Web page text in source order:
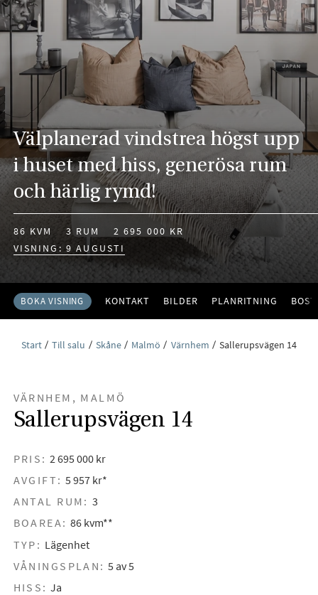
Välplanerad vindstrea högst upp
i huset med hiss, generösa rum
och härlig rymd!
86 KVM 3 RUM
2 695 000 KR
VISNING: 9 AUGUSTI
BOKA VISNING KONTAKT BILDER PLANRITNING
Start Till salu Skåne Malmö Värnhem Sallerupsvägen 14
VÄRNHEM, MALMÖ
Sallerupsvägen 14
PRIS: 2 695 000 kr
AVGIFT: 5 957 kr*
ANTAL RUM: 3
BOAREA: 86 kvm**
TYP: Lägenhet
VÅNINGSPLAN: 5 av 5
HISS: Ja